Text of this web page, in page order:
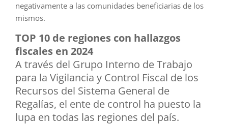
negativamente a las comunidades beneficiarias de los
mismos.
TOP 10 de regiones con hallazgos
fiscales en 2024
A través del Grupo Interno de Trabajo
para la Vigilancia y Control Fiscal de los
Recursos del Sistema General de
Regalías, el ente de control ha puesto la
lupa en todas las regiones del país.